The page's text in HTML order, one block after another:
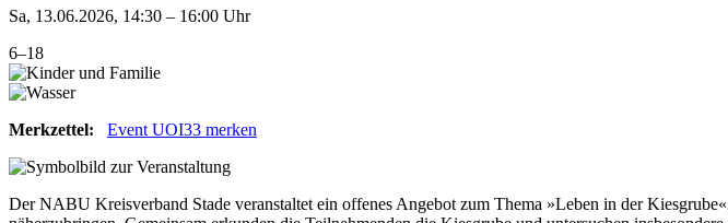
Sa, 13.06.2026, 14:30 – 16:00 Uhr
6–18
Merkzettel: Event UOI33 merken
Der NABU Kreisverband Stade veranstaltet ein offenes Angebot zum Thema »Leben in der